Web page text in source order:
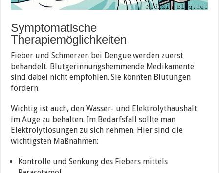
Symptomatische
Therapiemöglichkeiten
Fieber und Schmerzen bei Dengue werden zuerst
behandelt. Blutgerinnungshemmende Medikamente
sind dabei nicht empfohlen. Sie könnten Blutungen
fördern.
Wichtig ist auch, den Wasser- und Elektrolythaushalt
im Auge zu behalten. Im Bedarfsfall sollte man
Elektrolytlösungen zu sich nehmen. Hier sind die
wichtigsten Maßnahmen:
Kontrolle und Senkung des Fiebers mittels